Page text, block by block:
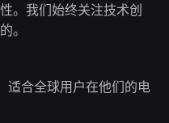
。我们始终关注技术创
。
适合全球用户在他们的电